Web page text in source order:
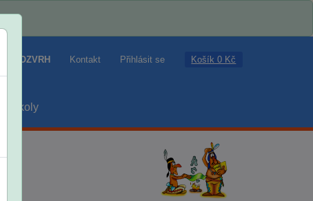
ROZVRH Kontakt Přihlásit se Košík 0 Kč
školy